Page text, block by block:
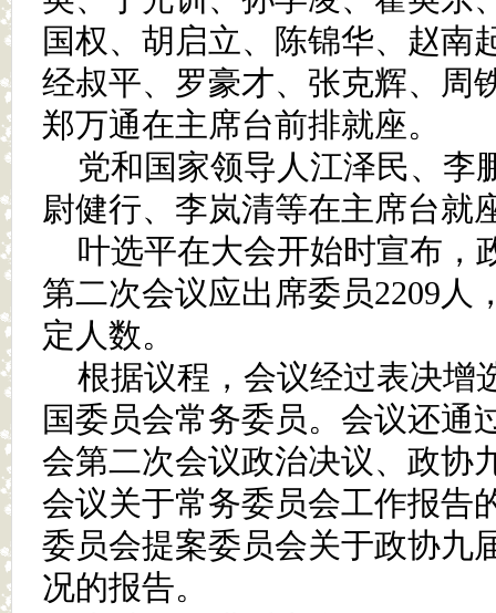
国权、胡启立、陈锦华、赵南
经叔平、罗豪才、张克辉、周
郑万通在主席台前排就座。
党和国家领导人江泽民、李
尉健行、李岚清等在主席台就
叶选平在大会开始时宣布，
第二次会议应出席委员2209人
定人数。
根据议程，会议经过表决增
国委员会常务委员。会议还通
会第二次会议政治决议、政协
会议关于常务委员会工作报告
委员会提案委员会关于政协九
况的报告。